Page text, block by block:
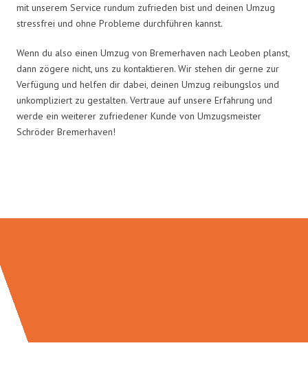
mit unserem Service rundum zufrieden bist und deinen Umzug
stressfrei und ohne Probleme durchführen kannst.
Wenn du also einen Umzug von Bremerhaven nach Leoben planst,
dann zögere nicht, uns zu kontaktieren. Wir stehen dir gerne zur
Verfügung und helfen dir dabei, deinen Umzug reibungslos und
unkompliziert zu gestalten. Vertraue auf unsere Erfahrung und
werde ein weiterer zufriedener Kunde von Umzugsmeister
Schröder Bremerhaven!